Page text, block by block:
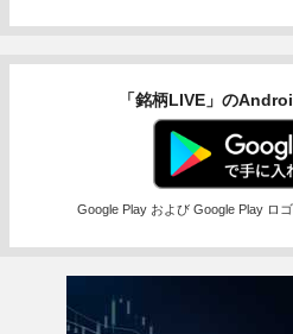
「銘柄LIVE」の
Google Play および Google Play ロ